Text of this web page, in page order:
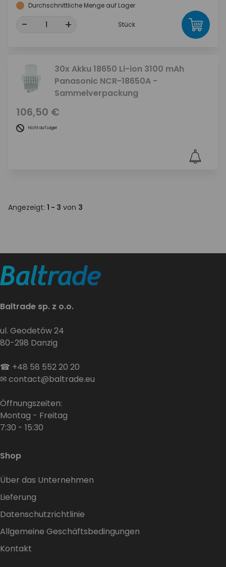
Durchschnittliche Menge auf Lager
- + Stück
30x Akku 18650 Li-ion 3100 mAh
Panasonic NCR-18650A -
Sammelverpackung
106,50 €
Nicht auf Lager
Angezeigt: 1 - 3 von 3
Baltrade sp. z o.o.
ul. Geodetów 24
80-298 Danzig
☎ +48 58 552 20 20
✉contact@baltrade.eu
Öffnungszeiten:
Montag - Freitag
7:30 - 15:30
Shop
Über das Unternehmen
Lieferung
Datenschutzrichtlinie
Allgemeine Geschäftsbedingungen
Kontakt